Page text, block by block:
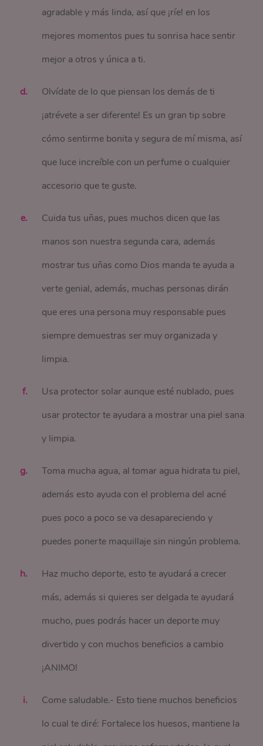
agradable y más linda, así que ¡ríe! en los
mejores momentos pues tu sonrisa hace sentir
mejor a otros y única a ti.
Olvídate de lo que piensan los demás de ti
¡atrévete a ser diferente! Es un gran tip sobre
cómo sentirme bonita y segura de mí misma, así
que luce increíble con un perfume o cualquier
accesorio que te guste.
Cuida tus uñas, pues muchos dicen que las
manos son nuestra segunda cara, además
mostrar tus uñas como Dios manda te ayuda a
verte genial, además, muchas personas dirán
que eres una persona muy responsable pues
siempre demuestras ser muy organizada y
limpia.
Usa protector solar aunque esté nublado, pues
usar protector te ayudara a mostrar una piel sana
y limpia.
Toma mucha agua, al tomar agua hidrata tu piel,
además esto ayuda con el problema del acné
pues poco a poco se va desapareciendo y
puedes ponerte maquillaje sin ningún problema.
Haz mucho deporte, esto te ayudará a crecer
más, además si quieres ser delgada te ayudará
mucho, pues podrás hacer un deporte muy
divertido y con muchos beneficios a cambio
¡ANIMO!
Come saludable.- Esto tiene muchos beneficios
lo cual te diré: Fortalece los huesos, mantiene la